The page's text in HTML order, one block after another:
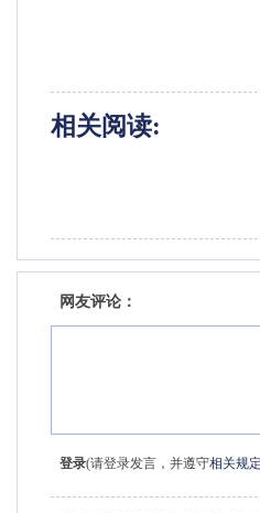
相关阅读:
网友评论：
登录(请登录发言，并遵守相关规定